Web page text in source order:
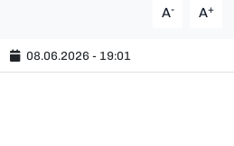
A- A+
08.06.2026 - 19:01